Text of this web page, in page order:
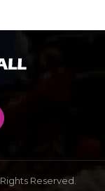
Reserved.